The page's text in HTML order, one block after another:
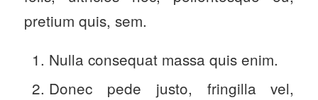
pretium quis, sem.
Nulla consequat massa quis enim.
Donec pede justo, fringilla vel,